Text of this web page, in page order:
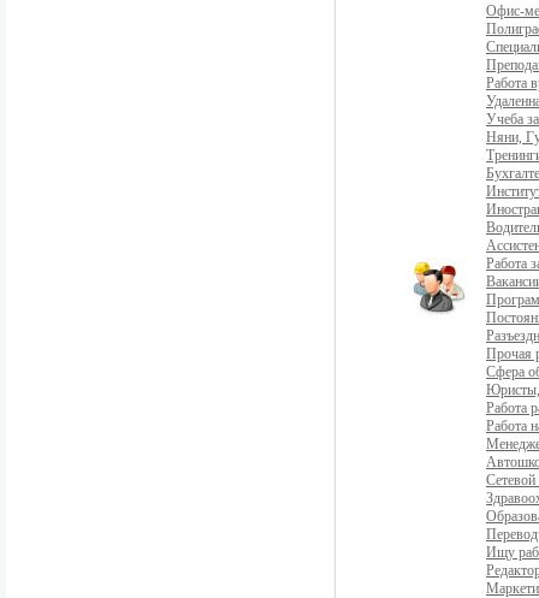
Офис-
Работа
Учеба
Няни,
Работа
Прочая
Сфера
Юристы,
Работа
Работа
Сетевой
Ищу